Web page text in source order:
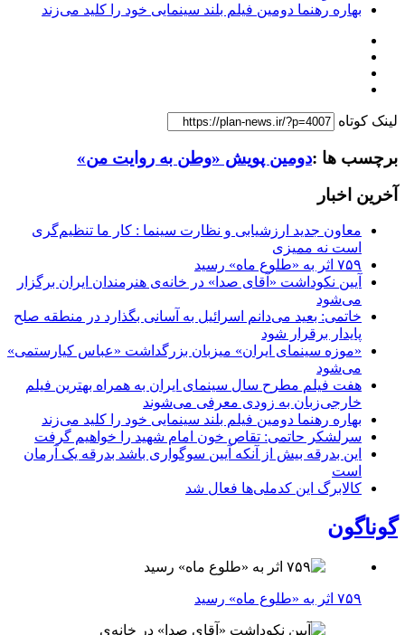
بهاره رهنما دومین فیلم بلند سینمایی خود را کلید می‌زند
لینک کوتاه
برچسب ها :دومین پویش «وطن به روایت من»
آخرین اخبار
معاون جدید ارزشیابی و نظارت سینما : کار ما تنظیم‌گری
است نه ممیزی
۷۵۹ اثر به «طلوع ماه» رسید
آیین نکوداشت «آقای صدا» در خانه‌ی هنرمندان ایران برگزار
می‌شود
خاتمی: بعید می‌دانم اسرائیل به آسانی بگذارد در منطقه صلح
پایدار برقرار شود
«موزه سینمای ایران» میزبان بزرگداشت «عباس کیارستمی»
می‌شود
هفت فیلم مطرح سال سینمای ایران به همراه بهترین فیلم
خارجی‌زبان به زودی معرفی می‌شوند
بهاره رهنما دومین فیلم بلند سینمایی خود را کلید می‌زند
سرلشکر حاتمی: تقاص خون امام شهید را خواهیم گرفت
این بدرقه بیش از آنکه آیین سوگواری باشد بدرقه یک آرمان
است
کالابرگ این کدملی‌ها فعال شد
گوناگون
۷۵۹ اثر به «طلوع ماه» رسید